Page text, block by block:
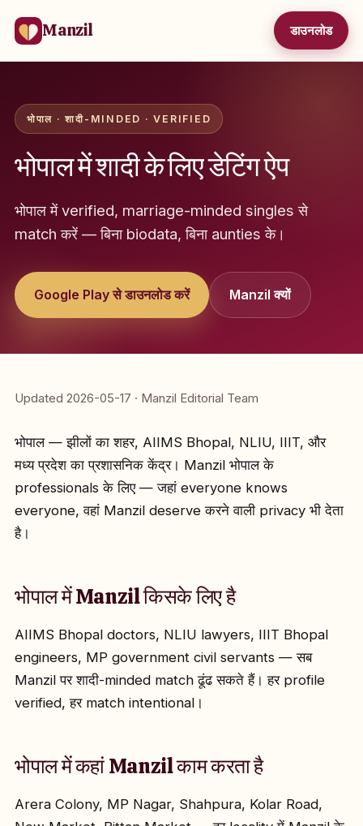
Manzil डाउनलोड
भोपाल · शादी-MINDED · VERIFIED
भोपाल में शादी के लिए डेटिंग ऐप
भोपाल में verified, marriage-minded singles से
match करें — बिना biodata, बिना aunties के।
Google Play से डाउनलोड करें Manzil क्यों
Updated 2026-05-17 · Manzil Editorial Team
भोपाल — झीलों का शहर, AIIMS Bhopal, NLIU, IIIT, और
मध्य प्रदेश का प्रशासनिक केंद्र। Manzil भोपाल के
professionals के लिए — जहां everyone knows
everyone, वहां Manzil deserve करने वाली privacy भी देता
है।
भोपाल में Manzil किसके लिए है
AIIMS Bhopal doctors, NLIU lawyers, IIIT Bhopal
engineers, MP government civil servants — सब
Manzil पर शादी-minded match ढूंढ सकते हैं। हर profile
verified, हर match intentional।
भोपाल में कहां Manzil काम करता है
Arera Colony, MP Nagar, Shahpura, Kolar Road,